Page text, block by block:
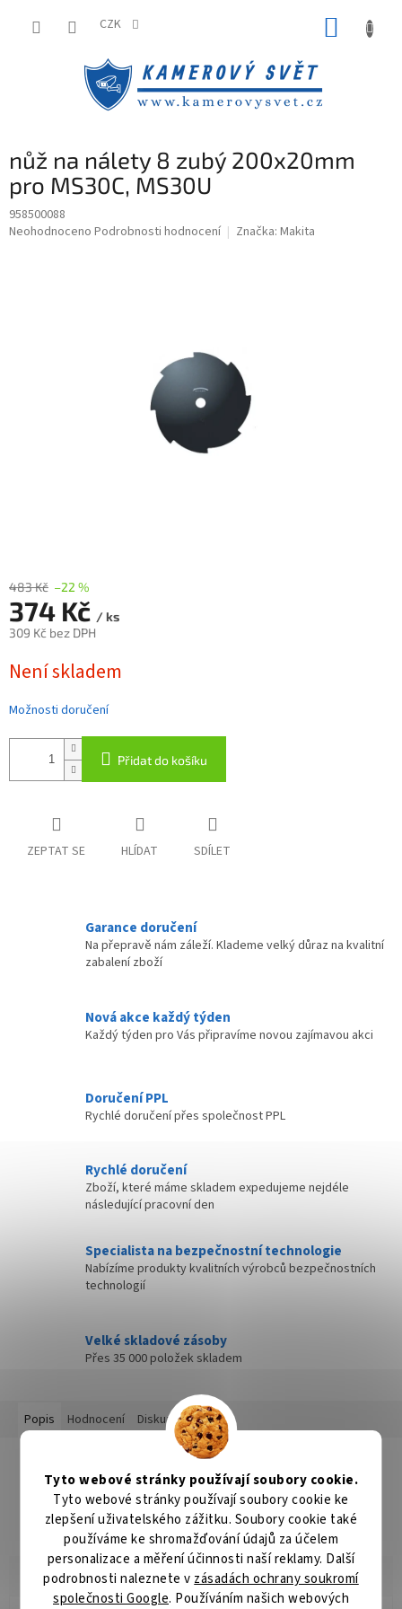
Tyto webové stránky používají soubory cookie.
Tyto webové stránky používají soubory cookie ke
zlepšení uživatelského zážitku. Soubory cookie také
používáme ke shromažďování údajů za účelem
personalizace a měření účinnosti naší reklamy. Další
podrobnosti naleznete v zásadách ochrany soukromí
společnosti Google. Používáním našich webových
CZK
nůž na nálety 8 zubý 200x20mm
pro MS30C, MS30U
958500088
Průměrné
Neohodnoceno Podrobnosti hodnocení Značka: Makita
483 Kč –22 %
374 Kč / ks
309 Kč bez DPH
cena:
Není skladem
Možnosti doručení
Přidat do košíku
ZEPTAT SE HLÍDAT SDÍLET
Garance doručení
Na přepravě nám záleží. Klademe velký důraz na kvalitní
zabalení zboží
Nová akce každý týden
Každý týden pro Vás připravíme novou zajímavou akci
Doručení PPL
Rychlé doručení přes společnost PPL
Rychlé doručení
Zboží, které máme skladem expedujeme nejdéle
následující pracovní den
Specialista na bezpečnostní technologie
Nabízíme produkty kvalitních výrobců bezpečnostních
technologií
Velké skladové zásoby
Přes 35 000 položek skladem
Popis Hodnocení Diskuze
Detailní popis produktu
Popis produktu není dostupný